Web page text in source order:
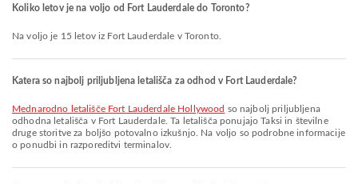
Koliko letov je na voljo od Fort Lauderdale do Toronto?
Na voljo je 15 letov iz Fort Lauderdale v Toronto.
Katera so najbolj priljubljena letališča za odhod v Fort Lauderdale?
Mednarodno letališče Fort Lauderdale Hollywood so najbolj priljubljena
odhodna letališča v Fort Lauderdale. Ta letališča ponujajo Taksi in številne
druge storitve za boljšo potovalno izkušnjo. Na voljo so podrobne informacije
o ponudbi in razporeditvi terminalov.